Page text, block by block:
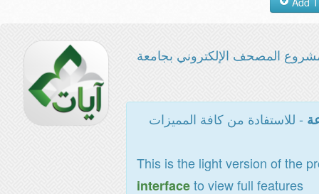
المصحف الإلكتروني بجامعة
- للاستفادة من كافة المميزات
This is the light version of the
interfaceto view full features